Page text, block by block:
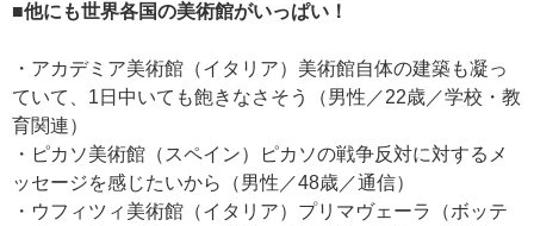
■他にも世界各国の美術館がいっぱい！
・アカデミア美術館（イタリア）美術館自体の建築も凝っ
ていて、1日中いても飽きなさそう（男性／22歳／学校・教
育関連）
・ピカソ美術館（スペイン）ピカソの戦争反対に対するメ
ッセージを感じたいから（男性／48歳／通信）
・ウフィツィ美術館（イタリア）プリマヴェーラ（ボッテ